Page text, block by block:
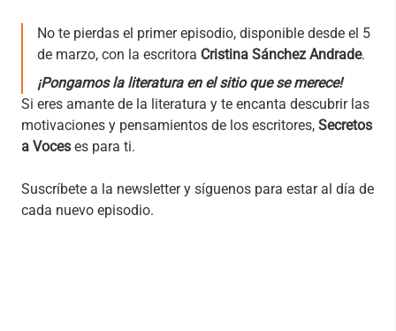
No te pierdas el primer episodio, disponible desde el 5
de marzo, con la escritora Cristina Sánchez Andrade.
¡Pongamos la literatura en el sitio que se merece!
Si eres amante de la literatura y te encanta descubrir las
motivaciones y pensamientos de los escritores, Secretos
a Voces es para ti.
Suscríbete a la newsletter y síguenos para estar al día de
cada nuevo episodio.